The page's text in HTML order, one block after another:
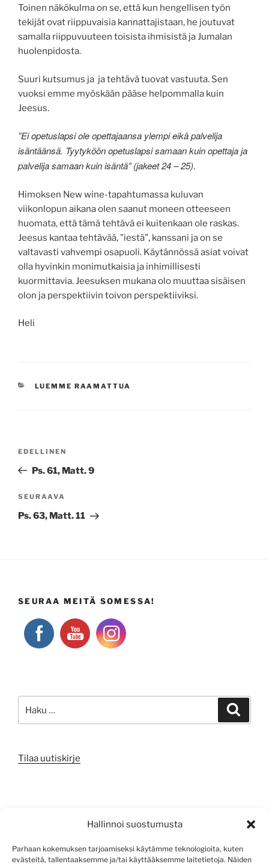
Hallinnoi suostumusta
Parhaan kokemuksen tarjoamiseksi käytämme teknologioita, kuten
evästeitä, tallentaaksemme ja/tai käyttääksemme laitetietoja. Näiden
Toinen näkökulma on se, että kun hengellisen työn
tekijät ovat riippuvaisia kannattajistaan, he joutuvat
samalla riippuvuuteen toisista ihmisistä ja Jumalan
huolenpidosta.
Suuri kutsumus ja ja tehtävä tuovat vastuuta. Sen
vuoksi emme myöskään pääse helpommalla kuin
Jeesus.
”Ei opetuslapsi ole opettajaansa ylempi eikä palvelija
isäntäänsä. Tyytyköön opetuslapsi samaan kuin opettaja ja
palvelija samaan kuin isäntä” (jakeet 24 – 25).
Himoksen New wine-tapahtumassa kuluvan
viikonlopun aikana olen saanut moneen otteeseen
huomata, että tämä tehtävä ei kuitenkaan ole raskas.
Jeesus kantaa tehtävää, ”iestä”, kanssani ja on se
valtavasti vahvempi osapuoli. Käytännössä asiat voivat
olla hyvinkin monimutkaisia ja inhimillisesti
kuormittavia. Jeesuksen mukana olo muuttaa sisäisen
olon ja perspektiivin toivon perspektiiviksi.
Heli
KATEGORIAT
LUEMME RAAMATTUA
Edellinen
artikkeli
EDELLINEN
Ps. 61, Matt. 9
Seuraava
artikkeli
SEURAAVA
Ps. 63, Matt. 11
SEURAA MEITÄ SOMESSA!
Tilaa uutiskirje